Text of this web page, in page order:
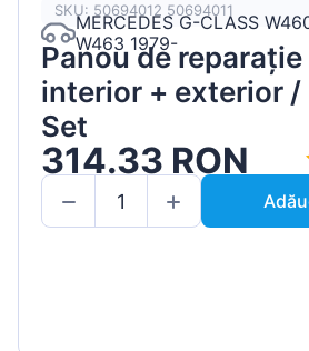
SKU: 50694012 50694011
MERCEDES G-CLASS
W463 1979-
Panou de
interior + exterior /
Set
314.33 RON